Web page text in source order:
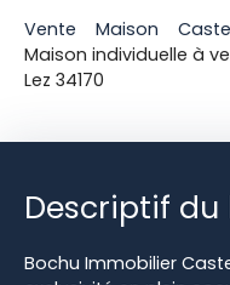
Vente Maison
Maison individuelle à
Lez 34170
Descriptif du
Bochu Immobilier